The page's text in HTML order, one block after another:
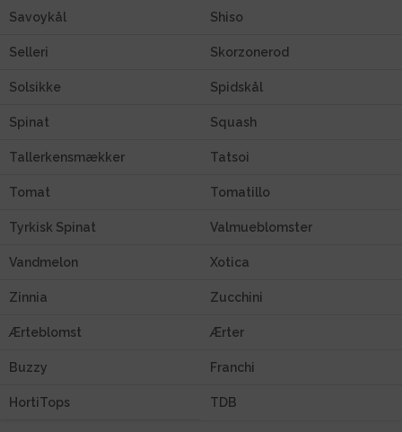
Savoykål Shiso
Selleri Skorzonerod
Solsikke Spidskål
Spinat Squash
Tallerkensmækker Tatsoi
Tomat Tomatillo
Tyrkisk Spinat Valmueblomster
Vandmelon Xotica
Zinnia Zucchini
Ærteblomst Ærter
Buzzy Franchi
HortiTops TDB